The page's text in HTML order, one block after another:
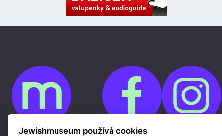
Jewishmuseum používá cookies